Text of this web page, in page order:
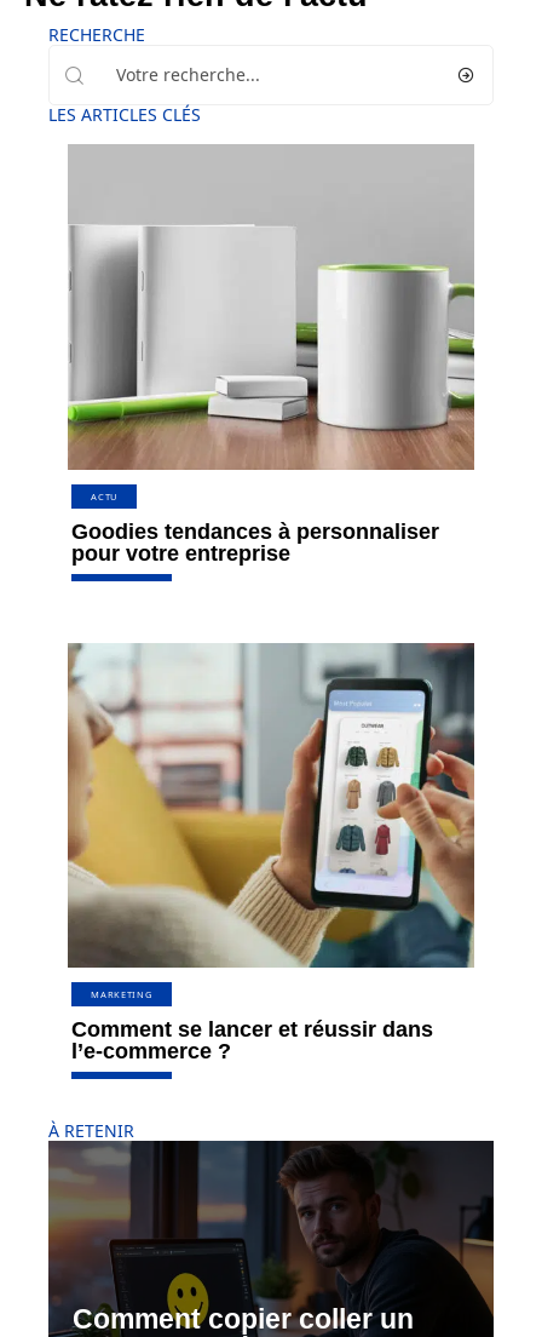
RECHERCHE
LES ARTICLES CLÉS
ACTU
Goodies tendances à personnaliser
pour votre entreprise
MARKETING
Comment se lancer et réussir dans
l’e-commerce ?
À RETENIR
Comment copier coller un